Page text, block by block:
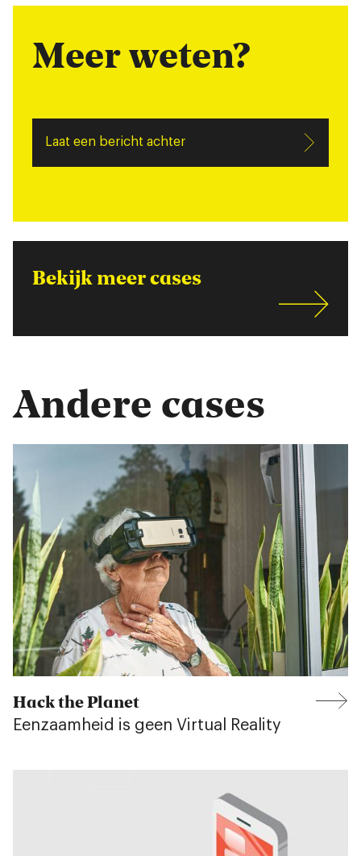
Meer weten?
Laat een bericht achter
Bekijk meer cases
Andere cases
Hack the Planet
Eenzaamheid is geen Virtual Reality